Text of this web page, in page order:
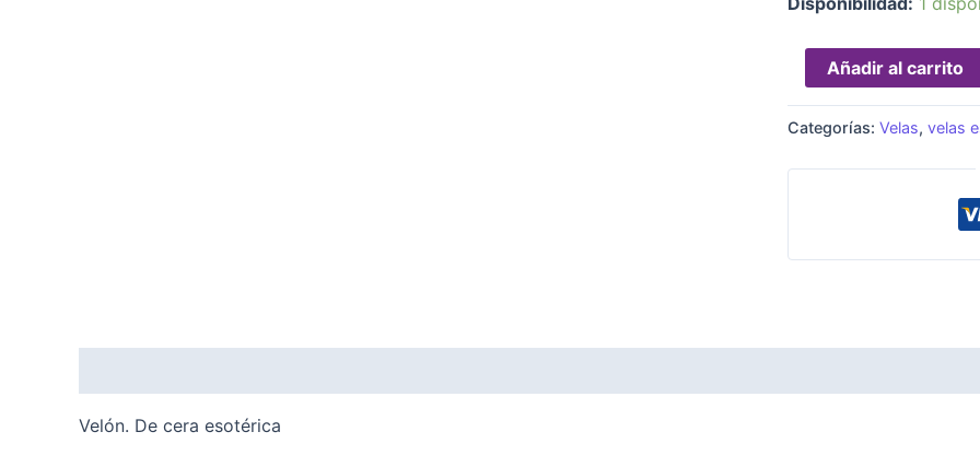
Añadir al carrito
Categorías: Velas, velas
Velón. De cera esotérica